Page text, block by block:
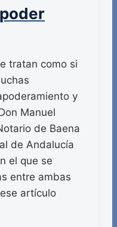
tratan como si
y
Manuel
de Baena
de Andalucía
el que se
entre ambas
artículo